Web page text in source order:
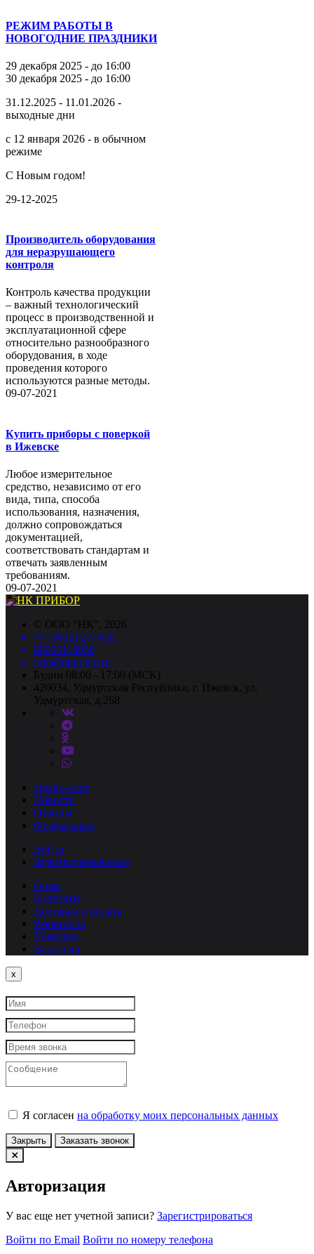
РЕЖИМ РАБОТЫ В
НОВОГОДНИЕ ПРАЗДНИКИ
29 декабря 2025 - до 16:00
30 декабря 2025 - до 16:00
31.12.2025 - 11.01.2026 -
выходные дни
с 12 января 2026 - в обычном
режиме
С Новым годом!
29-12-2025
Производитель оборудования
для неразрушающего
контроля
Контроль качества продукции
– важный технологический
процесс в производственной и
эксплуатационной сфере
относительно разнообразного
оборудования, в ходе
проведения которого
используются разные методы.
09-07-2021
Купить приборы с поверкой
в Ижевске
Любое измерительное
средство, независимо от его
вида, типа, способа
использования, назначения,
должно сопровождаться
документацией,
соответствовать стандартам и
отвечать заявленным
требованиям.
09-07-2021
© ООО "НК", 2026
+7 (3412) 277-001
88005118036
info@nkpribor.ru
Будни 08:00 - 17:00 (МСК)
426034, Удмуртская Республика, г. Ижевск, ул.
Удмуртская, д.268
Прайс-лист
Новости
Отзывы
Форма связи
Войти
Зарегистрироваться
О нас
Контакты
Доставка и оплата
Реквизиты
Упаковка
Вакансии
x
Я согласен на обработку моих персональных данных
Закрыть Заказать звонок
Авторизация
У вас еще нет учетной записи? Зарегистрироваться
Войти по Email Войти по номеру телефона